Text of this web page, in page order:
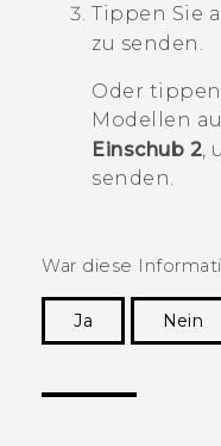
Tippen Sie
zu senden.
Oder
Modellen
Einschub 2,
senden.
War diese
Ja
Nein